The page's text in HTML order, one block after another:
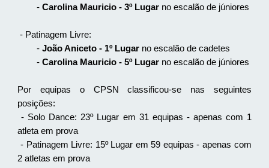
-Carolina Mauricio - 3º Lugar no escalão de júniores
- Patinagem Livre:
-João Aniceto - 1º Lugar no escalão de cadetes
-Carolina Mauricio - 5º Lugar no escalão de júniores
Por equipas o CPSN classificou-se nas seguintes
posições:
- Solo Dance: 23º Lugar em 31 equipas - apenas com 1
atleta em prova
- Patinagem Livre: 15º Lugar em 59 equipas - apenas com
2 atletas em prova